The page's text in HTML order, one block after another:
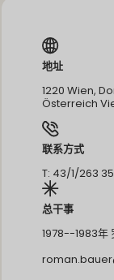
地址
1220 Wien,
Österreich
联系方式
T: 43/1/263
总干事
1978--1983年